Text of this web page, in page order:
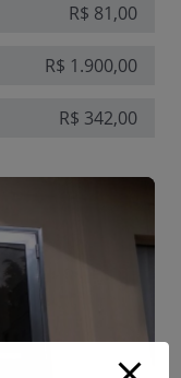
R$ 81,00
R$ 1.900,00
R$ 342,00